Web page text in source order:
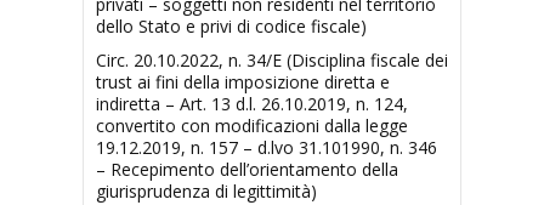
privati – soggetti non residenti nel territorio
dello Stato e privi di codice fiscale)
Circ. 20.10.2022, n. 34/E (Disciplina fiscale dei
trust ai fini della imposizione diretta e
indiretta – Art. 13 d.l. 26.10.2019, n. 124,
convertito con modificazioni dalla legge
19.12.2019, n. 157 – d.lvo 31.101990, n. 346
– Recepimento dell’orientamento della
giurisprudenza di legittimità)